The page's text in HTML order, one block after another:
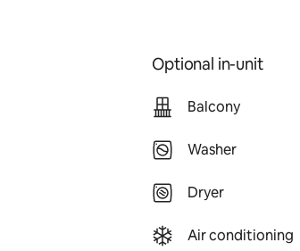
Optional in-unit
Balcony
Washer
Dryer
Air conditioning